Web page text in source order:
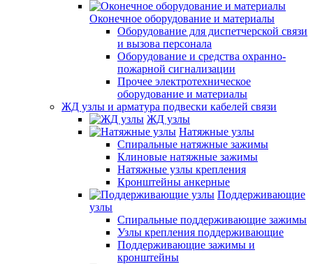
Оконечное оборудование и материалы
Оборудование для диспетчерской связи
и вызова персонала
Оборудование и средства охранно-
пожарной сигнализации
Прочее электротехническое
оборудование и материалы
ЖД узлы и арматура подвески кабелей связи
ЖД узлы
Натяжные узлы
Спиральные натяжные зажимы
Клиновые натяжные зажимы
Натяжные узлы крепления
Кронштейны анкерные
Поддерживающие
узлы
Спиральные поддерживающие зажимы
Узлы крепления поддерживающие
Поддерживающие зажимы и
кронштейны